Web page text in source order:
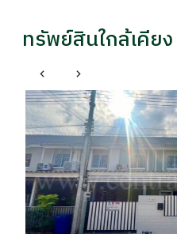
ทรัพย์สินใกล้เคียง